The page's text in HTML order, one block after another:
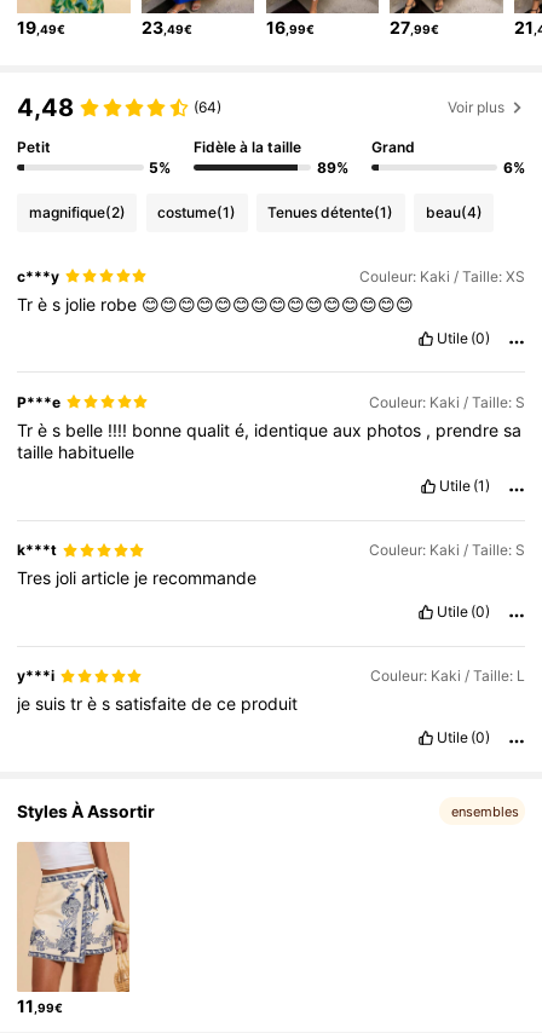
4,75 1.1M Suiveurs
4,75 1.1M Suiveurs
19 ,49€ 23 ,49€ 16,99€ 27 ,99€ 21
4,48 (64) Voir plus
Petit
5%
Fidèle à la taille
89%
Grand
6%
magnifique(2) costume(1) Tenues détente(1) beau(4)
c***y Couleur: Kaki / Taille: XS
Très jolie robe 😊😊😊😊😊😊😊😊😊😊😊😊😊😊😊
Utile (0)
P***e Couleur: Kaki / Taille: S
Très belle !!!! bonnequalité, identiqueaux photos , prendresa
taille habituelle
Utile (1)
k***t Couleur: Kaki / Taille: S
Tres joliarticle je recommande
Utile (0)
y***i Couleur: Kaki / Taille: L
jesuistrèssatisfaitedece produit
Utile (0)
Styles À Assortir ensembles
11 ,99€